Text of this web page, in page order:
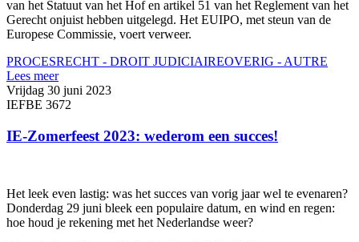
van het Statuut van het Hof en artikel 51 van het Reglement van het
Gerecht onjuist hebben uitgelegd. Het EUIPO, met steun van de
Europese Commissie, voert verweer.
PROCESRECHT - DROIT JUDICIAIREOVERIG - AUTRE
Lees meer
Vrijdag 30 juni 2023
IEFBE 3672
IE-Zomerfeest 2023: wederom een succes!
Het leek even lastig: was het succes van vorig jaar wel te evenaren?
Donderdag 29 juni bleek een populaire datum, en wind en regen:
hoe houd je rekening met het Nederlandse weer?